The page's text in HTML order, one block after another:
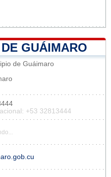
GUÁIMARO
de Guáimaro
+53 32813444